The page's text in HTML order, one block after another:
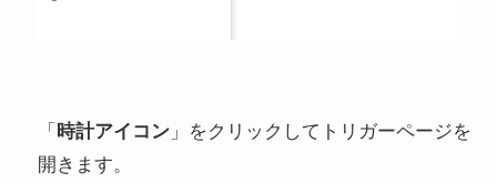
「 時計アイコン」をクリックしてトリガーページを
開きます。